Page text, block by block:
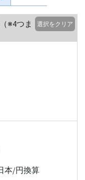
※4つま
選択をクリア
本/円換算